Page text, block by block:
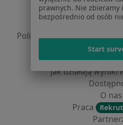
Polityka
Polityka prywatności
Polityka prywatności dla
dane pozyskaliśmy
Polityka
Jak działają wyniki
O nas
Praca
prawnych. Nie zbieramy
bezpośrednio od osób
Start